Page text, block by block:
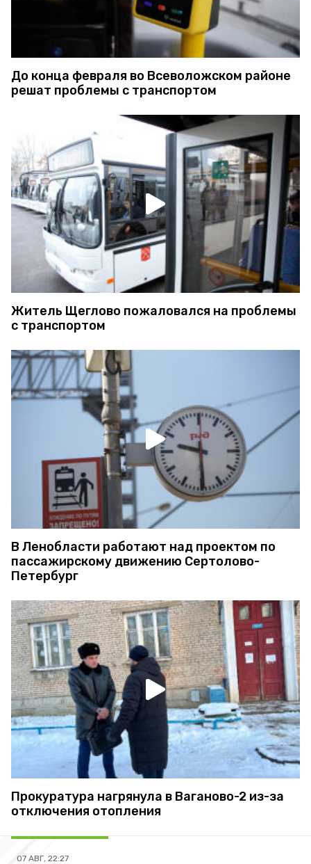
До конца февраля во Всеволожском районе
решат проблемы с транспортом
Житель Щеглово пожаловался на проблемы
с транспортом
В Ленобласти работают над проектом по
пассажирскому движению Сертолово-
Петербург
Прокуратура нагрянула в Ваганово-2 из-за
отключения отопления
07 АВГ, 22:27